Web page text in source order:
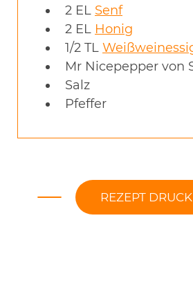
2 EL Senf
2 EL Honig
1/2 TL
Mr Nicepepper von
Salz
Pfeffer
REZEPT